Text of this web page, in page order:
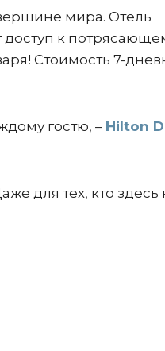
мира. Отель
к
Стоимость 7-
гостю, – Hilton
для тех, кто здесь